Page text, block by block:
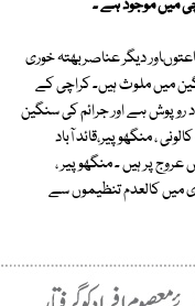
میں موجود ہے ۔
دیگر عناصربھتہ خوری
میں ملوث ہیں۔ کراچی کے
روپوش ہے اور جرائم کی سنگین
، منگھوپیر،قائد آباد
پر ہیں ۔ منگھوپیر ،
میں کالعدم تنظیموں سے